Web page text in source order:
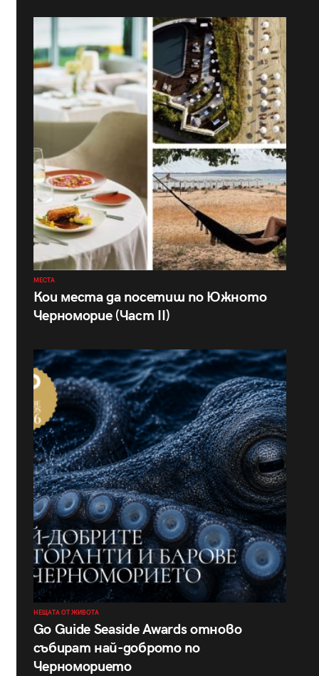
МЕСТА
Кои места да посетиш по Южното
Черноморие (Част II)
НЕЩАТА ОТ ЖИВОТА
Go Guide Seaside Awards отново
събират най-доброто по
Черноморието